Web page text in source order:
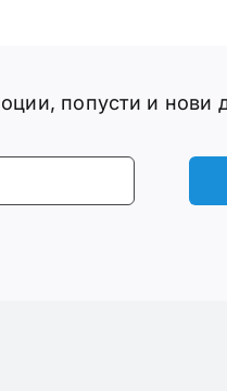
попусти и нови